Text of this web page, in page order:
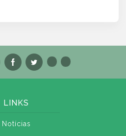
LINKS
Notícias